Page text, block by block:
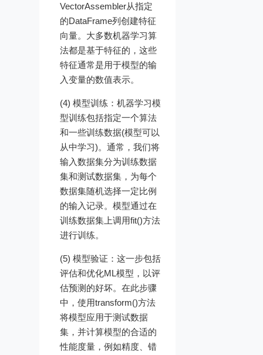
VectorAssembler从指定
的DataFrame列创建特征
向量。大多数机器学习算
法都是基于特征的，这些
特征通常是用于模型的输
入变量的数值表示。
(4) 模型训练：机器学习模
型训练包括指定一个算法
和一些训练数据(模型可以
从中学习)。通常，我们将
输入数据集分为训练数据
集和测试数据集，为每个
数据集随机选择一定比例
的输入记录。模型通过在
训练数据集上调用fit()方法
进行训练。
(5) 模型验证：这一步包括
评估和优化ML模型，以评
估预测的好坏。在此步骤
中，使用transform()方法
将模型应用于测试数据
集，并计算模型的合适的
性能度量，例如精度、错